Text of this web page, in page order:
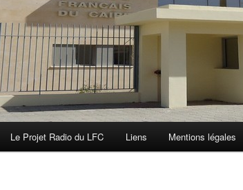
Le Projet Radio du LFC Liens Mentions légales